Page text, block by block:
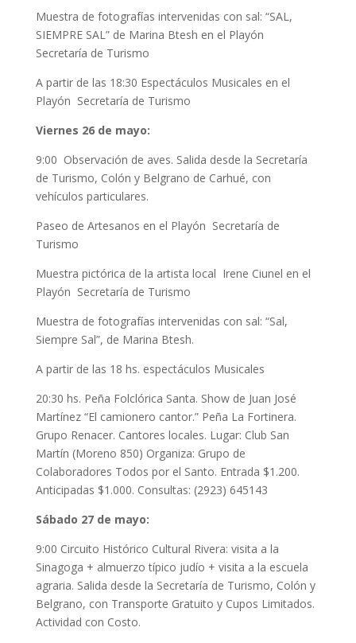
Muestra de fotografías intervenidas con sal: “SAL,
SIEMPRE SAL” de Marina Btesh en el Playón
Secretaría de Turismo
A partir de las 18:30 Espectáculos Musicales en el
Playón Secretaría de Turismo
Viernes 26 de mayo:
9:00 Observación de aves. Salida desde la Secretaría
de Turismo, Colón y Belgrano de Carhué, con
vehículos particulares.
Paseo de Artesanos en el Playón Secretaría de
Turismo
Muestra pictórica de la artista local Irene Ciunel en el
Playón Secretaría de Turismo
Muestra de fotografías intervenidas con sal: “Sal,
Siempre Sal”, de Marina Btesh.
A partir de las 18 hs. espectáculos Musicales
20:30 hs. Peña Folclórica Santa. Show de Juan José
Martínez “El camionero cantor.” Peña La Fortinera.
Grupo Renacer. Cantores locales. Lugar: Club San
Martín (Moreno 850) Organiza: Grupo de
Colaboradores Todos por el Santo. Entrada $1.200.
Anticipadas $1.000. Consultas: (2923) 645143
Sábado 27 de mayo:
9:00 Circuito Histórico Cultural Rivera: visita a la
Sinagoga + almuerzo típico judío + visita a la escuela
agraria. Salida desde la Secretaría de Turismo, Colón y
Belgrano, con Transporte Gratuito y Cupos Limitados.
Actividad con Costo.